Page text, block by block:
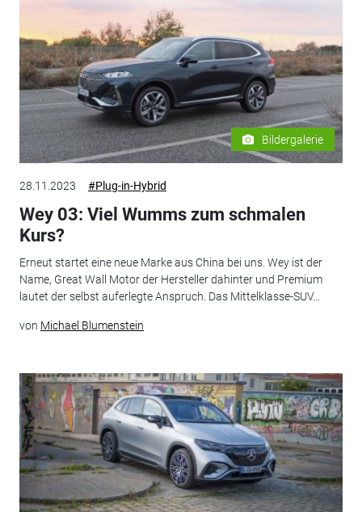
Bildergalerie
28.11.2023 #Plug-in-Hybrid
Wey 03: Viel Wumms zum schmalen
Kurs?
Erneut startet eine neue Marke aus China bei uns. Wey ist der
Name, Great Wall Motor der Hersteller dahinter und Premium
lautet der selbst auferlegte Anspruch. Das Mittelklasse-SUV...
von Michael Blumenstein